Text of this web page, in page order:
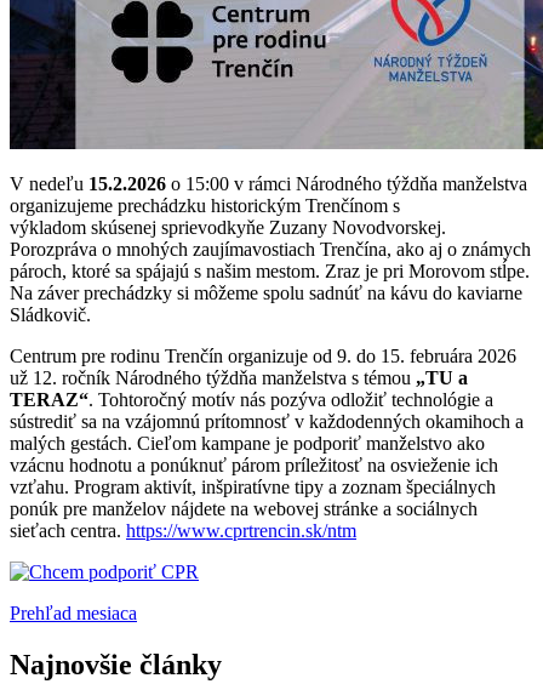
V nedeľu 15.2.2026 o 15:00 v rámci Národného týždňa manželstva
organizujeme prechádzku historickým Trenčínom s
výkladom skúsenej sprievodkyňe Zuzany Novodvorskej.
Porozpráva o mnohých zaujímavostiach Trenčína, ako aj o známych
pároch, ktoré sa spájajú s našim mestom. Zraz je pri Morovom stĺpe.
Na záver prechádzky si môžeme spolu sadnúť na kávu do kaviarne
Sládkovič.
Centrum pre rodinu Trenčín organizuje od 9. do 15. februára 2026
už 12. ročník Národného týždňa manželstva s témou „TU a
TERAZ“. Tohtoročný motív nás pozýva odložiť technológie a
sústrediť sa na vzájomnú prítomnosť v každodenných okamihoch a
malých gestách. Cieľom kampane je podporiť manželstvo ako
vzácnu hodnotu a ponúknuť párom príležitosť na osvieženie ich
vzťahu. Program aktivít, inšpiratívne tipy a zoznam špeciálnych
ponúk pre manželov nájdete na webovej stránke a sociálnych
sieťach centra. https://www.cprtrencin.sk/ntm
Prehľad mesiaca
Najnovšie články